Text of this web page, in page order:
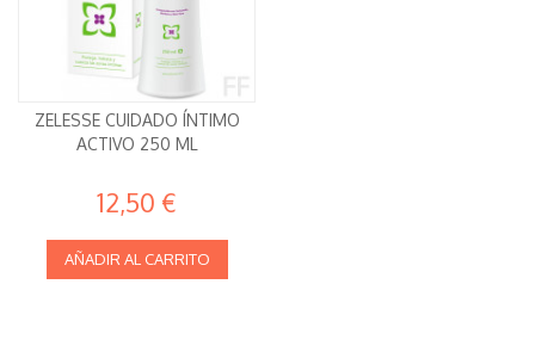
ZELESSE CUIDADO ÍNTIMO
ACTIVO 250 ML
12,50 €
AÑADIR AL CARRITO